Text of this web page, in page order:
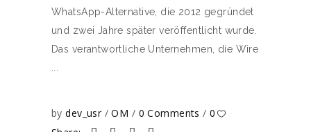
WhatsApp-Alternative, die 2012 gegründet
und zwei Jahre später veröffentlicht wurde.
Das verantwortliche Unternehmen, die Wire
bydev_usr OM 0 Comments 0